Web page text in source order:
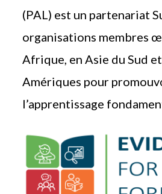
(PAL) est un partenariat
organisations membres
Afrique, en Asie du Sud
Amériques pour
l’apprentissage